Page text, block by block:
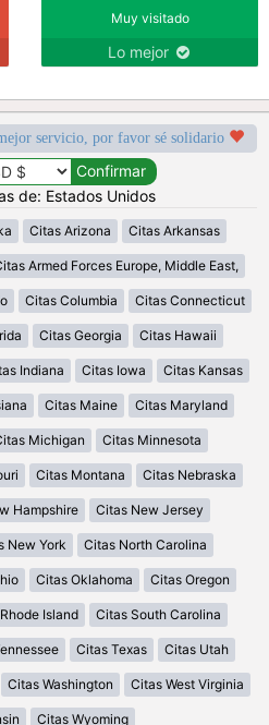
Muy visitado
Lo mejor
servicio, por favor sé solidario
de: Estados Unidos
Citas Arizona Citas Arkansas
Armed Forces Europe, Middle East,
Citas Columbia Citas Connecticut
Citas Georgia Citas Hawaii
Indiana Citas Iowa Citas Kansas
Citas Maine Citas Maryland
Michigan Citas Minnesota
Citas Montana Citas Nebraska
Hampshire Citas New Jersey
New York Citas North Carolina
Citas Oklahoma Citas Oregon
Island Citas South Carolina
Citas Texas Citas Utah
Citas Washington Citas West Virginia
Citas Wyoming